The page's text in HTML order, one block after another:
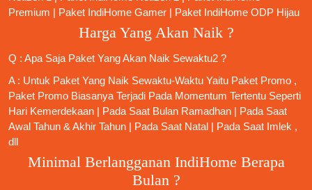
Premium | Paket IndiHome Gamer | Paket IndiHome ODP Hijau
Harga Yang Akan Naik ?
Q : Apa Saja Paket Yang Akan Naik Sewaktu2 ?
A : Untuk Paket Yang Naik Sewaktu-Waktu Yaitu Paket Promo ,
Paket Promo Biasanya Terjadi Pada Momentum Tertentu Seperti
Hari Kemerdekaan | Pada Saat Bulan Ramadhan | Pada Saat
Awal Tahun & Akhir Tahun | Pada Saat Natal | Pada Saat Imlek ,
dll
Minimal Berlangganan IndiHome Berapa
Bulan ?